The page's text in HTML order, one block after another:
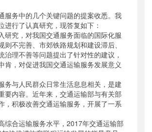
2018年06月21日
政协;提案;答复
运输服务司
公众参与
其他
务中的几个关键问题的提案收悉。我
进行了认真研究，现答复如下：
究，对我国交通服务面临的国际化服
则不完善、市郊铁路规划和建设滞后、
治理不善等问题提出了针对性的建议，
肯，对促进我国交通运输服务发展意义
与人民群众日常生活息息相关，是建
要内容。近年来，交通运输部与有关部
，积极改善交通运输服务，开展了一系
合运输服务水平，2017年交通运输部